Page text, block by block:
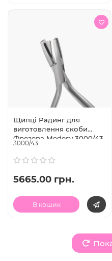
Щипці Радинг для
виготовлення скоби
Фрезера Medesy 3000/43
3000/43
5665.00 грн.
В кошик